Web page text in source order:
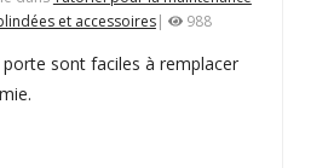
et accessoires| 988
sont faciles à remplacer